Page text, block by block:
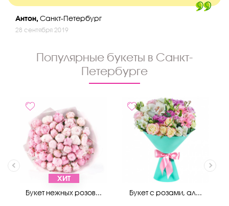
Антон, Санкт-Петербург
28 сентября 2019
Популярные букеты в Санкт-
Петербурге
ХИТ
Букет нежных розов...
Букет с розами, ал...